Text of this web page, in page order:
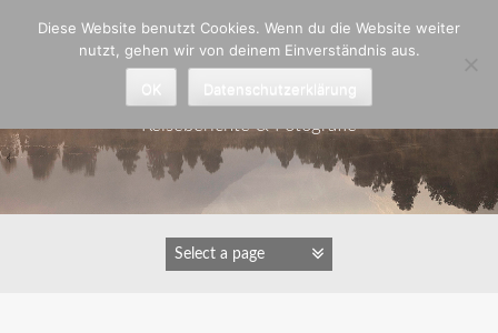
Astrid Padberg
Reiseberichte & Fotografie
Diese Website benutzt Cookies. Wenn du die Website weiter
nutzt, gehen wir von deinem Einverständnis aus.